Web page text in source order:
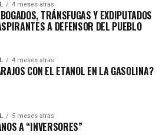
4 meses atrás
TRÁNSFUGAS Y EXDIPUTADOS
A DEFENSOR DEL PUEBLO
4 meses atrás
CON EL ETANOL EN LA GASOLINA?
5 meses atrás
A “INVERSORES”